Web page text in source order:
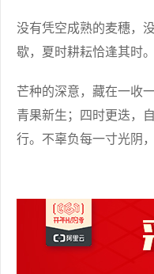
没有凭空成熟的麦穗，
歇，夏时耕耘恰逢其时
芒种的深意，藏在一收
青果新生；四时更迭，
行。不辜负每一寸光阴